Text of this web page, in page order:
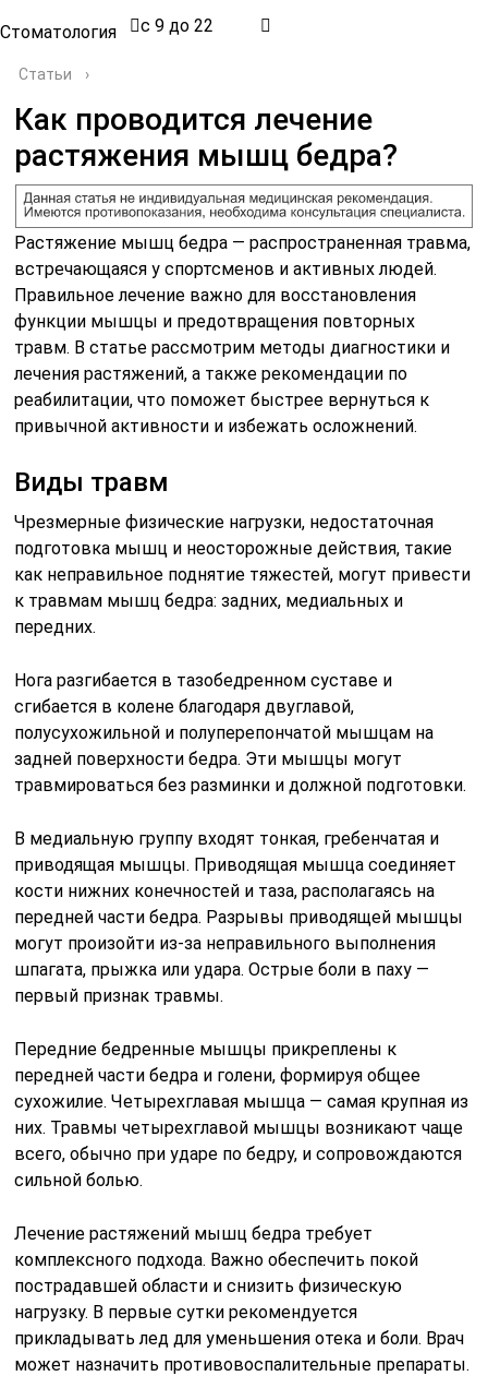
Стоматология с 9 до 22
Статьи ›
Как проводится лечение
растяжения мышц бедра?
Растяжение мышц бедра — распространенная травма,
встречающаяся у спортсменов и активных людей.
Правильное лечение важно для восстановления
функции мышцы и предотвращения повторных
травм. В статье рассмотрим методы диагностики и
лечения растяжений, а также рекомендации по
реабилитации, что поможет быстрее вернуться к
привычной активности и избежать осложнений.
Виды травм
Чрезмерные физические нагрузки, недостаточная
подготовка мышц и неосторожные действия, такие
как неправильное поднятие тяжестей, могут привести
к травмам мышц бедра: задних, медиальных и
передних.
Нога разгибается в тазобедренном суставе и
сгибается в колене благодаря двуглавой,
полусухожильной и полуперепончатой мышцам на
задней поверхности бедра. Эти мышцы могут
травмироваться без разминки и должной подготовки.
В медиальную группу входят тонкая, гребенчатая и
приводящая мышцы. Приводящая мышца соединяет
кости нижних конечностей и таза, располагаясь на
передней части бедра. Разрывы приводящей мышцы
могут произойти из-за неправильного выполнения
шпагата, прыжка или удара. Острые боли в паху —
первый признак травмы.
Передние бедренные мышцы прикреплены к
передней части бедра и голени, формируя общее
сухожилие. Четырехглавая мышца — самая крупная из
них. Травмы четырехглавой мышцы возникают чаще
всего, обычно при ударе по бедру, и сопровождаются
сильной болью.
Лечение растяжений мышц бедра требует
комплексного подхода. Важно обеспечить покой
пострадавшей области и снизить физическую
нагрузку. В первые сутки рекомендуется
прикладывать лед для уменьшения отека и боли. Врач
может назначить противовоспалительные препараты.